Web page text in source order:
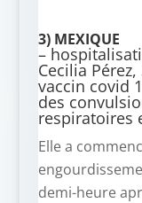
3) MEXIQUE
–
Cecilia Pérez,
vaccin covid
des
respiratoires
Ellea
demi-heure